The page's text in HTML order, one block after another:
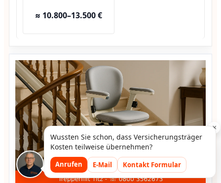
≈ 10.800–13.500 €
×
Wussten Sie schon, dass Versicherungsträger
Kosten teilweise übernehmen?
Anrufen E-Mail Kontakt Formular